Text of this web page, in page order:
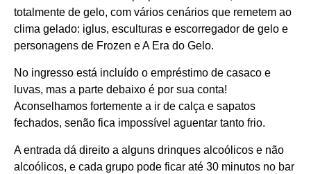
totalmente de gelo, com vários cenários que remetem ao
clima gelado: iglus, esculturas e escorregador de gelo e
personagens de Frozen e A Era do Gelo.
No ingresso está incluído o empréstimo de casaco e
luvas, mas a parte debaixo é por sua conta!
Aconselhamos fortemente a ir de calça e sapatos
fechados, senão fica impossível aguentar tanto frio.
A entrada dá direito a alguns drinques alcoólicos e não
alcoólicos, e cada grupo pode ficar até 30 minutos no bar